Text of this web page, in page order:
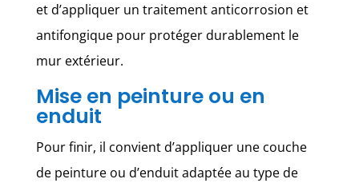
et d’appliquer un traitement anticorrosion et
antifongique pour protéger durablement le
mur extérieur.
Mise en peinture ou en
enduit
Pour finir, il convient d’appliquer une couche
de peinture ou d’enduit adaptée au type de